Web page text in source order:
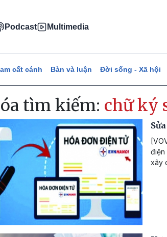
Podcast Multimedia
cất cánh Bàn và luận Đời sống - Xã hội
tìm kiếm: chữ ký
xây